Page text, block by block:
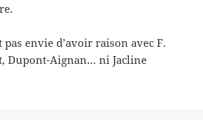
envie d’avoir raison avec F.
Dupont-Aignan… ni Jacline